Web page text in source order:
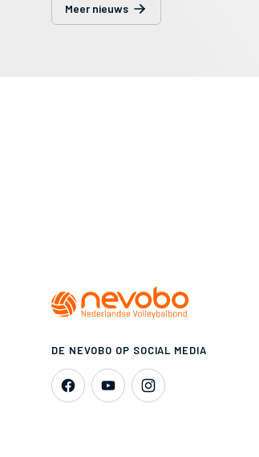
Meer nieuws
DE NEVOBO OP SOCIAL MEDIA